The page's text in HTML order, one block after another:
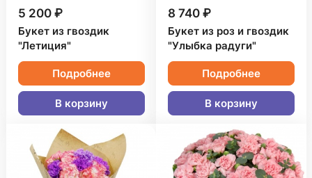
5 200 ₽
Букет из гвоздик
"Летиция"
Подробнее
В корзину
8 740 ₽
Букет из роз и гвоздик
"Улыбка радуги"
Подробнее
В корзину